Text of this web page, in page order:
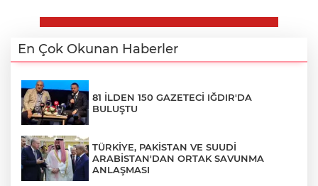
En Çok Okunan Haberler
81 İLDEN 150 GAZETECİ IĞDIR'DA
BULUŞTU
TÜRKİYE, PAKİSTAN VE SUUDİ
ARABİSTAN'DAN ORTAK SAVUNMA
ANLAŞMASI